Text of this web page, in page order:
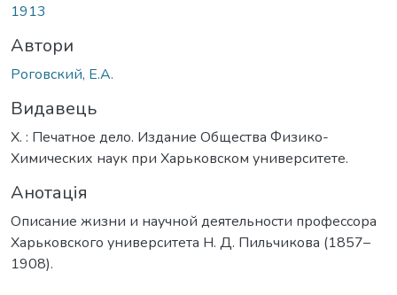
1913
Автори
Роговский, Е.А.
Видавець
Х. : Печатное дело. Издание Общества Физико-
Химических наук при Харьковском университете.
Анотація
Описание жизни и научной деятельности профессора
Харьковского университета Н. Д. Пильчикова (1857–
1908).